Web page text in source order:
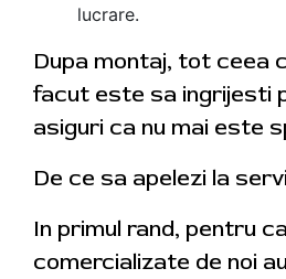
lucrare.
Dupa montaj, tot ceea
facut este sa ingrijesti
asiguri ca nu mai este
De ce sa apelezi la
In primul rand, pentru
comercializate de noi